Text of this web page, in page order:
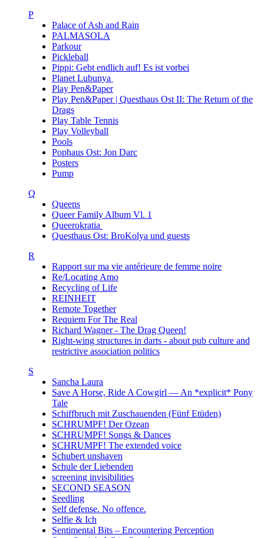
P
Palace of Ash and Rain
PALMASOLA
Parkour
Pickleball
Pippi: Gebt endlich auf! Es ist vorbei
Planet Lubunya
Play Pen&Paper
Play Pen&Paper | Questhaus Ost II: The Return of the
Drags
Play Table Tennis
Play Volleyball
Pools
Pophaus Ost: Jon Darc
Posters
Pump
Q
Queens
Queer Family Album Vl. 1
Queerokratia
Questhaus Ost: BroKolya und guests
R
Rapport sur ma vie antérieure de femme noire
Re/Locating Amo
Recycling of Life
REINHEIT
Remote Together
Requiem For The Real
Richard Wagner - The Drag Queen!
Right-wing structures in darts - about pub culture and
restrictive association politics
S
Sancha Laura
Save A Horse, Ride A Cowgirl — An *explicit* Pony
Tale
Schiffbruch mit Zuschauenden (Fünf Etüden)
SCHRUMPF! Der Ozean
SCHRUMPF! Songs & Dances
SCHRUMPF! The extended voice
Schubert unshaven
Schule der Liebenden
screening invisibilities
SECOND SEASON
Seedling
Self defense. No offence.
Selfie & Ich
Sentimental Bits – Encountering Perception